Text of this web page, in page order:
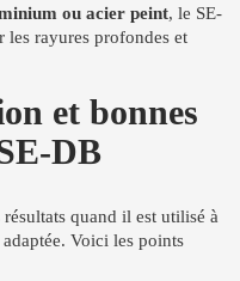
ou acier peint, le SE-
rayures profondes et
et bonnes
DB
quand il est utilisé à
Voici les points